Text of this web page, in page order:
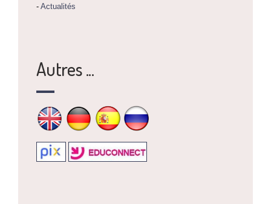
- Actualités
Autres ...